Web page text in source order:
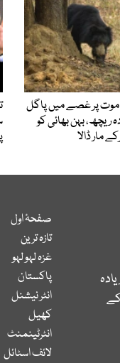
پر غصے میں پاگل
ریچھ، بہن بھائی کو
مار ڈالا
صفحۂ اول
تازہ ترین
غزہ لہو لہو
پاکستان
انٹر نیشنل
کھیل
انٹرٹینمنٹ
لائف اسٹائل